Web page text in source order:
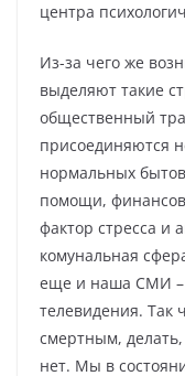
центра
Из-за чего же
выделяют такие
общественный
присоединяются
нормальных
помощи,
фактор стресса и
комунальная
еще и наша СМИ –
телевидения. Так
смертным, делать,
нет. Мы в